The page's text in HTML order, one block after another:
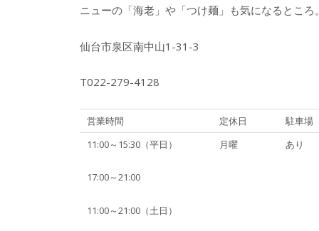
ニューの「海老」や「つけ麺」も気になるとこ
仙台市泉区南中山1-31-3
T022-279-4128
営業時間 定休日
駐車場
11:00～15:30（平日）
17:00～21:00
11:00～21:00（土日）
月曜 あり